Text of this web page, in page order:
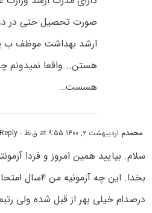
صورت تحصیل حتی در
ارشد بهداشت موظف ب
هستن.. واقعا نمیدونم
هسست…
محمدم اردیبهشت ۲, ۱۴۰۰ at ۹:۵۵ ق٫ظ - Reply
سلام. بیایید همین امروز و فردا
بخدا. این چه
درصدام خیلی بهر از قبل شده ولی